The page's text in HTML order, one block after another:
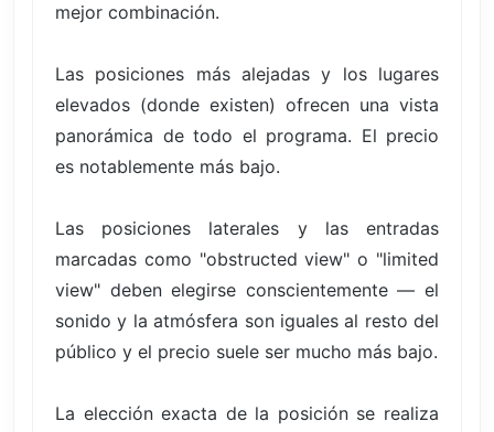
mejor combinación.
Las posiciones más alejadas y los lugares
elevados (donde existen) ofrecen una vista
panorámica de todo el programa. El precio
es notablemente más bajo.
Las posiciones laterales y las entradas
marcadas como "obstructed view" o "limited
view" deben elegirse conscientemente — el
sonido y la atmósfera son iguales al resto del
público y el precio suele ser mucho más bajo.
La elección exacta de la posición se realiza